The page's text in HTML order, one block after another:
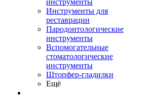
инструменты
Инструменты для
реставрации
Пародонтологические
инструменты
Вспомогательные
стоматологические
инструменты
Штопфер-гладилки
Ещё